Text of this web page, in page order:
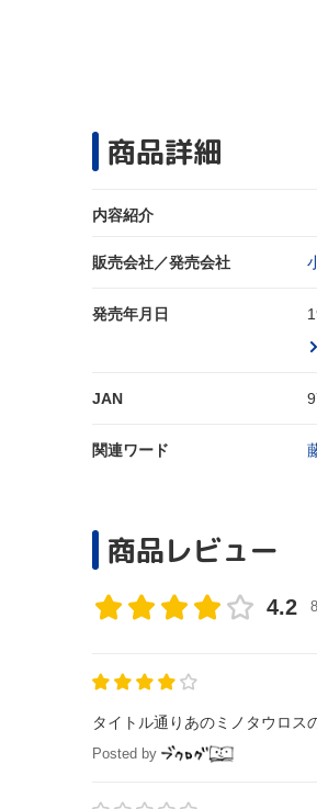
商品詳細
内容紹介
販売会社／発売会社
発売年月日
JAN
関連ワード
商品レビュー
4.2
タイトル通りあのミノタウロス
Posted by